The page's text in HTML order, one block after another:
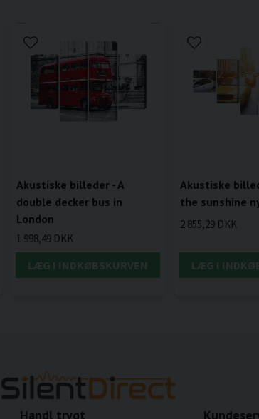
Akustiske billeder - A
double decker bus in
London
1 998,49 DKK
LÆG I INDKØBSKURVEN
Akustiske
the sunshine
2 855,29 DKK
LÆG I
Handl trygt